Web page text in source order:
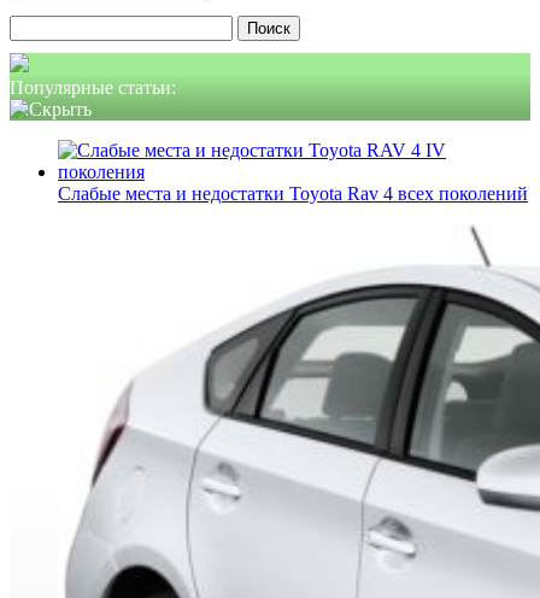
Популярные статьи:
Слабые места и недостатки Toyota Rav 4 всех поколений